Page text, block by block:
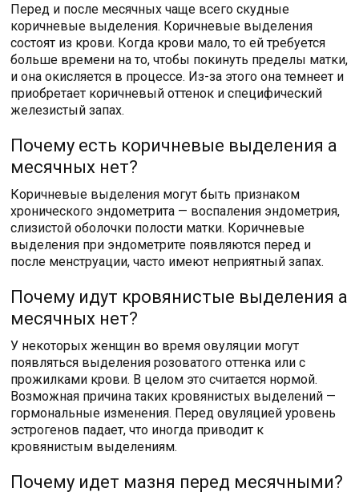
Перед и после месячных чаще всего скудные
коричневые выделения. Коричневые выделения
состоят из крови. Когда крови мало, то ей требуется
больше времени на то, чтобы покинуть пределы матки,
и она окисляется в процессе. Из-за этого она темнеет и
приобретает коричневый оттенок и специфический
железистый запах.
Почему есть коричневые выделения а
месячных нет?
Коричневые выделения могут быть признаком
хронического эндометрита — воспаления эндометрия,
слизистой оболочки полости матки. Коричневые
выделения при эндометрите появляются перед и
после менструации, часто имеют неприятный запах.
Почему идут кровянистые выделения а
месячных нет?
У некоторых женщин во время овуляции могут
появляться выделения розоватого оттенка или с
прожилками крови. В целом это считается нормой.
Возможная причина таких кровянистых выделений —
гормональные изменения. Перед овуляцией уровень
эстрогенов падает, что иногда приводит к
кровянистым выделениям.
Почему идет мазня перед месячными?